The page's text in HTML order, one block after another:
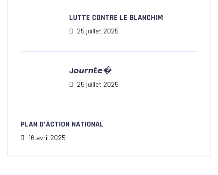
LUTTE CONTRE LE BLANCHIM
25 juillet 2025
J𝙤𝙪𝙧𝙣É𝙚�
25 juillet 2025
PLAN D’ACTION NATIONAL
16 avril 2025